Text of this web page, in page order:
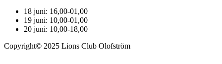
18 juni: 16,00-01,00
19 juni: 10,00-01,00
20 juni: 10,00-18,00
Copyright© 2025 Lions Club Olofström